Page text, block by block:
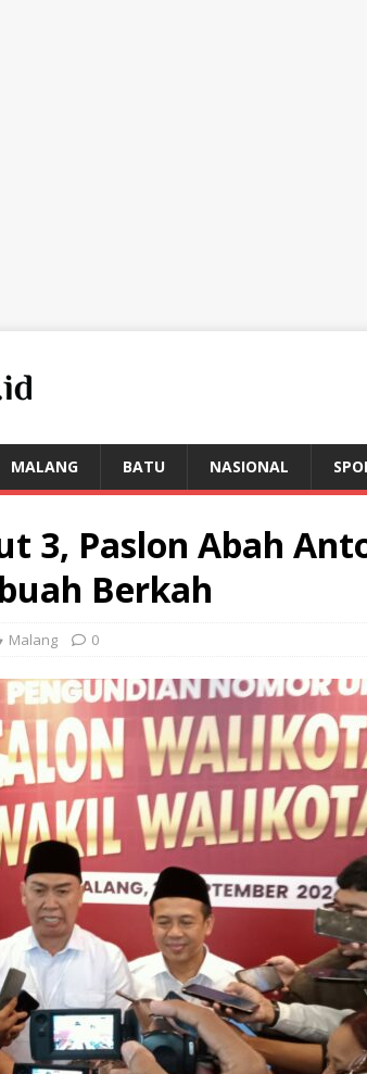
MALANG BATU NASIONAL
3, Paslon Abah
Berkah
Malang 0